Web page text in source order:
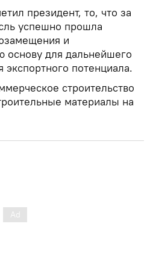
президент, то, что за
успешно прошла
и
основу для дальнейшего
потенциала.
строительство
материалы на